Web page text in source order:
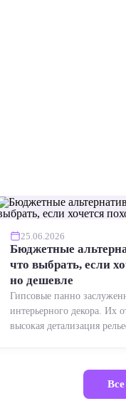
25.06.2026
Бюджетные
что выбрать, если
но дешевле
Гипсовые панно
интерьерного декора. Их
высокая детализация
Все